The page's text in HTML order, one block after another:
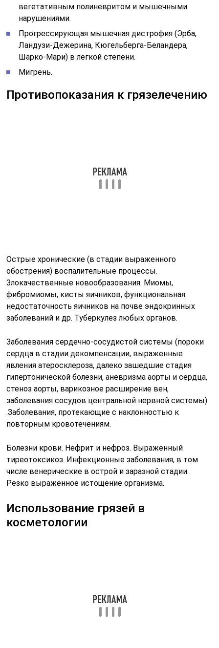
заболеваний и др. Туберкулез любых органов.
Заболевания сердечно-сосудистой системы (пороки
сердца в стадии декомпенсации, выраженные
явления атеросклероза, далеко зашедшие стадия
гипертонической болезни, аневризма аорты и сердца,
стеноз аорты, варикозное расширение вен,
.Заболевания, протекающие с наклонностью к
Резко выраженное истощение организма.
Великолепно действуют аппликации из грязи на
проблемную, увядающую кожу лица, а также на
ослабленные, жирные волосы, при начинающемся
облысении и для устранения перхоти.
водяной бане грязь, нанести тонким слоем в 1-2 мм на
очищенную кожу лица, область шеи и декольте. И
спокойно полежать, полностью расслабившись, 10
минут – для сухой и чувствительной кожи, 15 минут –
теплой водой и нанести свой любимый питательный
крем. Маски из грязи оказывают мощное
противовоспалительное действие, снимает